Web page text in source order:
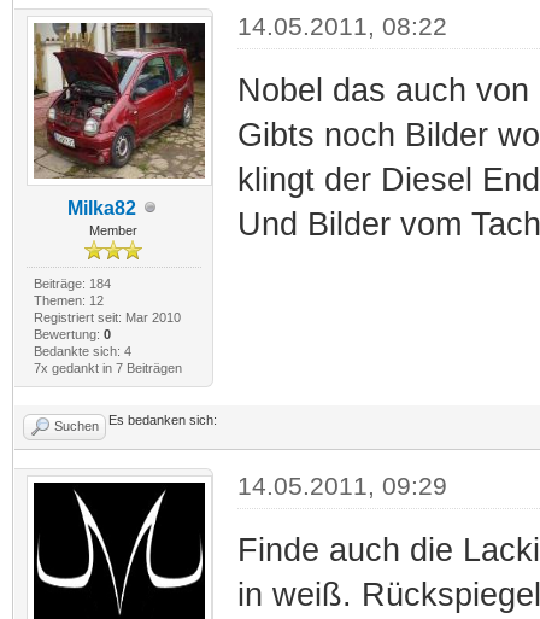
Milka82
Member
Beiträge: 184
Themen: 12
Registriert seit: Mar 2010
Bewertung: 0
Bedankte sich: 4
7x gedankt in 7 Beiträgen
14.05.2011, 08:22
Nobel das auch
Gibts noch Bilder
klingt der Diesel
Und Bilder vom
Suchen Es bedanken sich:
14.05.2011, 09:29
Finde auch die
in weiß.